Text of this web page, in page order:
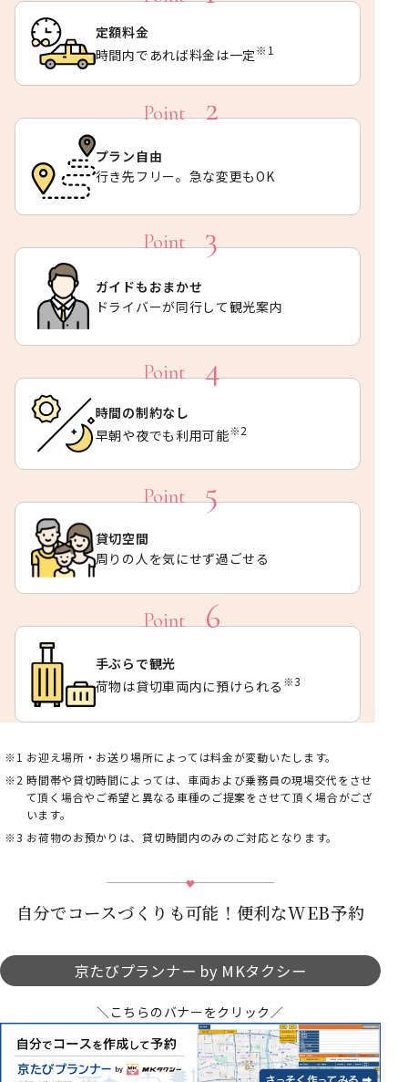
定額料金
時間内であれば料金は一定※1
プラン自由
行き先フリー。急な変更もOK
ガイドもおまかせ
ドライバーが同行して観光案内
時間の制約なし
早朝や夜でも利用可能※2
貸切空間
周りの人を気にせず過ごせる
手ぶらで観光
荷物は貸切車両内に預けられる ※3
お迎え場所・お送り場所によっては料金が変動いたします。
時間帯や貸切時間によっては、車両および乗務員の現場交代をさせ
て頂く場合やご希望と異なる車種のご提案をさせて頂く場合がござ
います。
お荷物のお預かりは、貸切時間内のみのご対応となります。
自分でコースづくりも可能！便利なWEB予約
京たびプランナー by MKタクシー
＼こちらのバナーをクリック／